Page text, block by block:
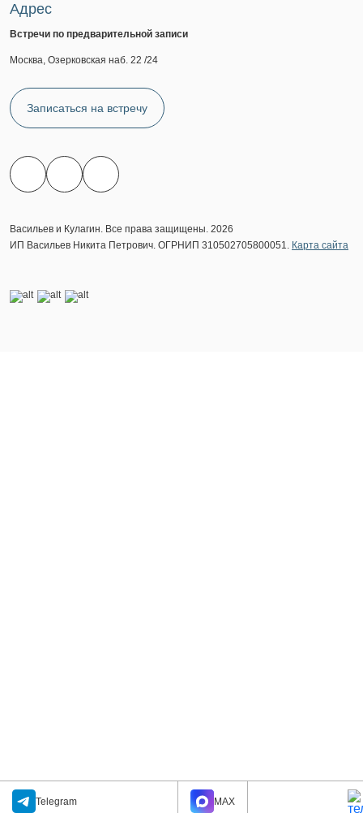
Адрес
Встречи по предварительной записи
Москва, Озерковская наб. 22 /24
Записаться на встречу
Васильев и Кулагин. Все права защищены. 2026
ИП Васильев Никита Петрович. ОГРНИП 310502705800051. Карта сайта
Telegram MAX